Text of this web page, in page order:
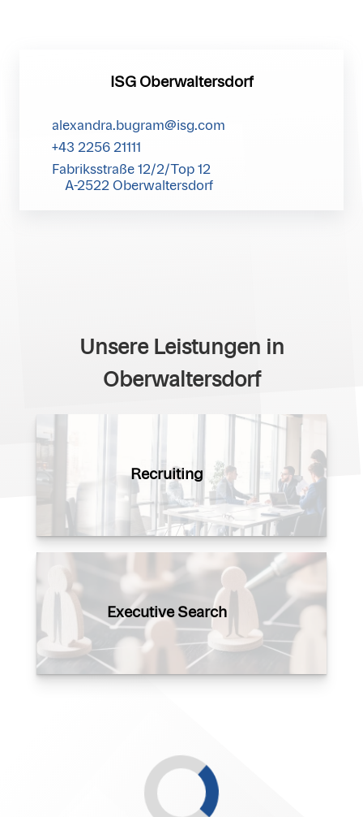
ISG Oberwaltersdorf
alexandra.bugram@isg.com
+43 2256 21111
Fabriksstraße 12/2/Top 12
A-2522 Oberwaltersdorf
Unsere Leistungen in
Oberwaltersdorf
Recruiting
Executive Search